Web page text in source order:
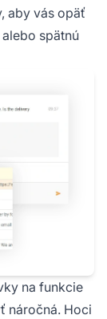
aby vás opäť
spätnú
na funkcie
náročná. Hoci